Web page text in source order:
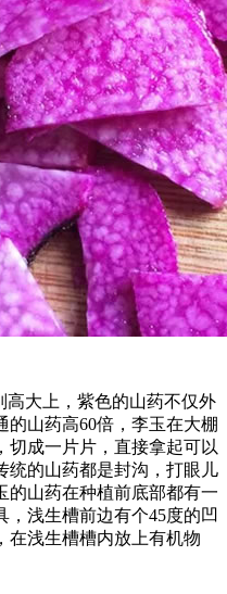
大上，紫色的山药不仅外
山药高60倍，李玉在大棚
切成一片片，直接拿起可以
统的山药都是封沟，打眼儿
的山药在种植前底部都有一
浅生槽前边有个45度的凹
在浅生槽槽内放上有机物